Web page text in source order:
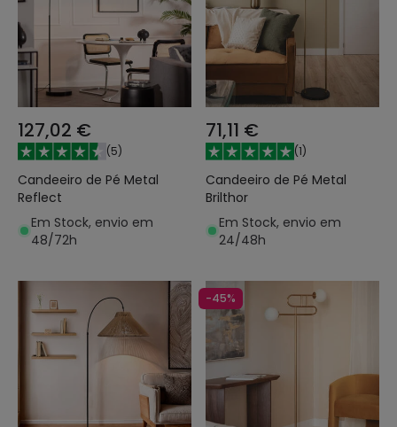
127,02 €
(5)
Candeeiro de Pé Metal
Reflect
Em Stock, envio em
48/72h
71,11 €
(1)
Candeeiro de Pé Metal
Brilthor
Em Stock, envio em
24/48h
-45%